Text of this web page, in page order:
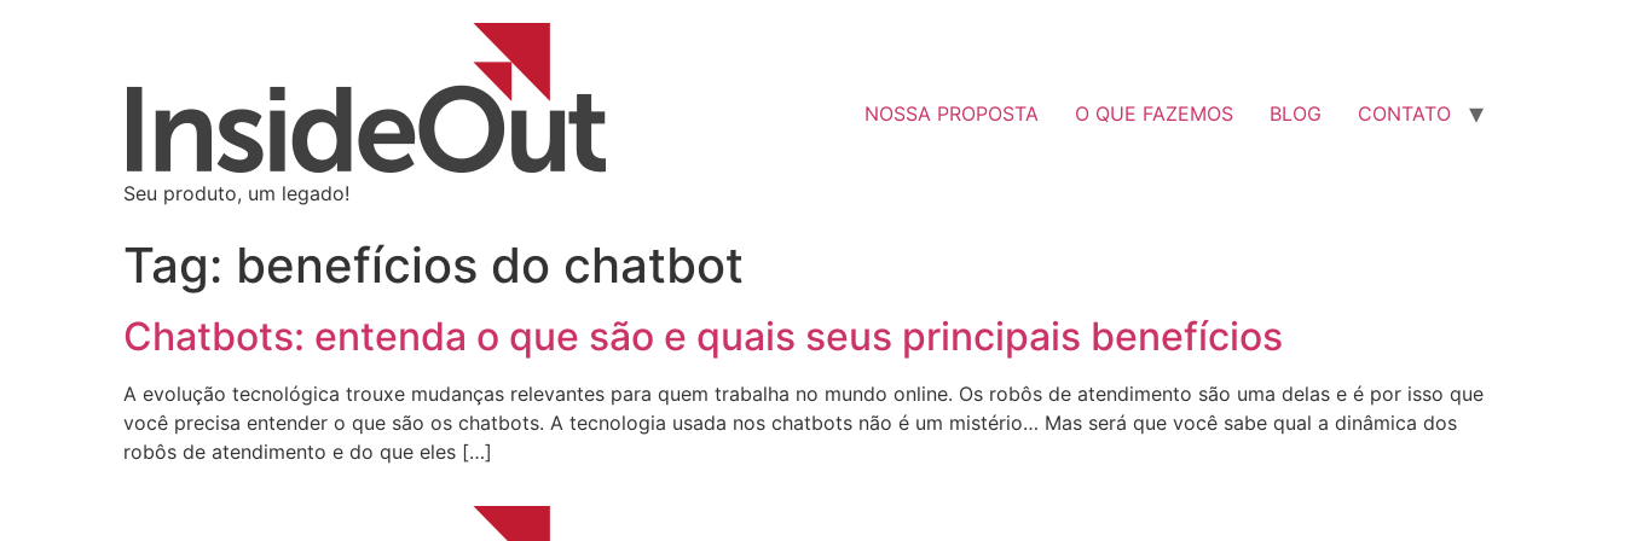
Seu produto, um legado!
NOSSA PROPOSTA O QUE FAZEMOS BLOG CONTATO
Tag: benefícios do chatbot
Chatbots: entenda o que são e quais seus principais benefícios
A evolução tecnológica trouxe mudanças relevantes para quem trabalha no mundo online. Os robôs de atendimento são uma delas e é por isso que
você precisa entender o que são os chatbots. A tecnologia usada nos chatbots não é um mistério… Mas será que você sabe qual a dinâmica dos
robôs de atendimento e do que eles […]